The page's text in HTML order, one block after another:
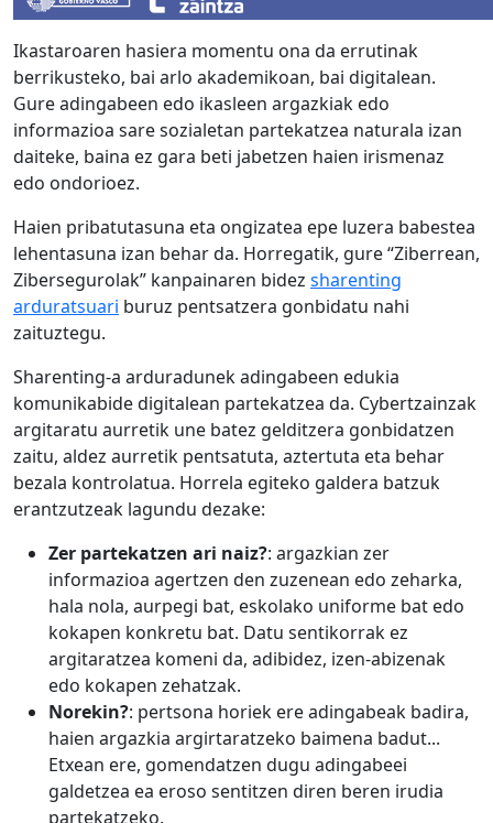
Ikastaroaren hasiera momentu ona da errutinak
berrikusteko, bai arlo akademikoan, bai digitalean.
Gure adingabeen edo ikasleen argazkiak edo
informazioa sare sozialetan partekatzea naturala izan
daiteke, baina ez gara beti jabetzen haien irismenaz
edo ondorioez.
Haien pribatutasuna eta ongizatea epe luzera babestea
lehentasuna izan behar da. Horregatik, gure “Ziberrean,
Zibersegurolak” kanpainaren bidez sharenting
arduratsuari buruz pentsatzera gonbidatu nahi
zaituztegu.
Sharenting-a arduradunek adingabeen edukia
komunikabide digitalean partekatzea da. Cybertzainzak
argitaratu aurretik une batez gelditzera gonbidatzen
zaitu, aldez aurretik pentsatuta, aztertuta eta behar
bezala kontrolatua. Horrela egiteko galdera batzuk
erantzutzeak lagundu dezake:
Zer partekatzen ari naiz?: argazkian zer
informazioa agertzen den zuzenean edo zeharka,
hala nola, aurpegi bat, eskolako uniforme bat edo
kokapen konkretu bat. Datu sentikorrak ez
argitaratzea komeni da, adibidez, izen-abizenak
edo kokapen zehatzak.
Norekin?: pertsona horiek ere adingabeak badira,
haien argazkia argirtaratzeko baimena badut...
Etxean ere, gomendatzen dugu adingabeei
galdetzea ea eroso sentitzen diren beren irudia
partekatzeko.